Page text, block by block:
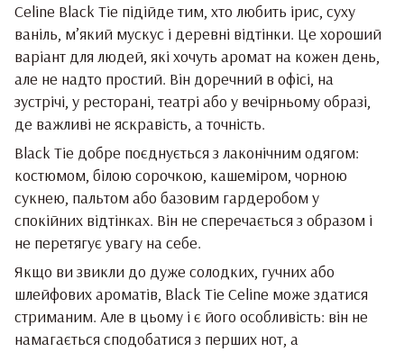
Celine Black Tie підійде тим, хто любить ірис, суху
ваніль, м’який мускус і деревні відтінки. Це хороший
варіант для людей, які хочуть аромат на кожен день,
але не надто простий. Він доречний в офісі, на
зустрічі, у ресторані, театрі або у вечірньому образі,
де важливі не яскравість, а точність.
Black Tie добре поєднується з лаконічним одягом:
костюмом, білою сорочкою, кашеміром, чорною
сукнею, пальтом або базовим гардеробом у
спокійних відтінках. Він не сперечається з образом і
не перетягує увагу на себе.
Якщо ви звикли до дуже солодких, гучних або
шлейфових ароматів, Black Tie Celine може здатися
стриманим. Але в цьому і є його особливість: він не
намагається сподобатися з перших нот, а